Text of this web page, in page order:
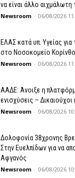
να είναι άλλο
Newsroom - 06/08/2026
ΕΛΑΣ κατά υπ. Υγείας
στο Νοσοκομείο
Newsroom - 06/08/2026
ΑΑΔΕ: Άνοιξε η
ενισχύσεις – Δικαιούχοι
Newsroom - 06/08/2026
Δολοφονία 38χρονης
Στην Ευελπίδων για να
Αφγανός
Newsroom - 06/08/2026